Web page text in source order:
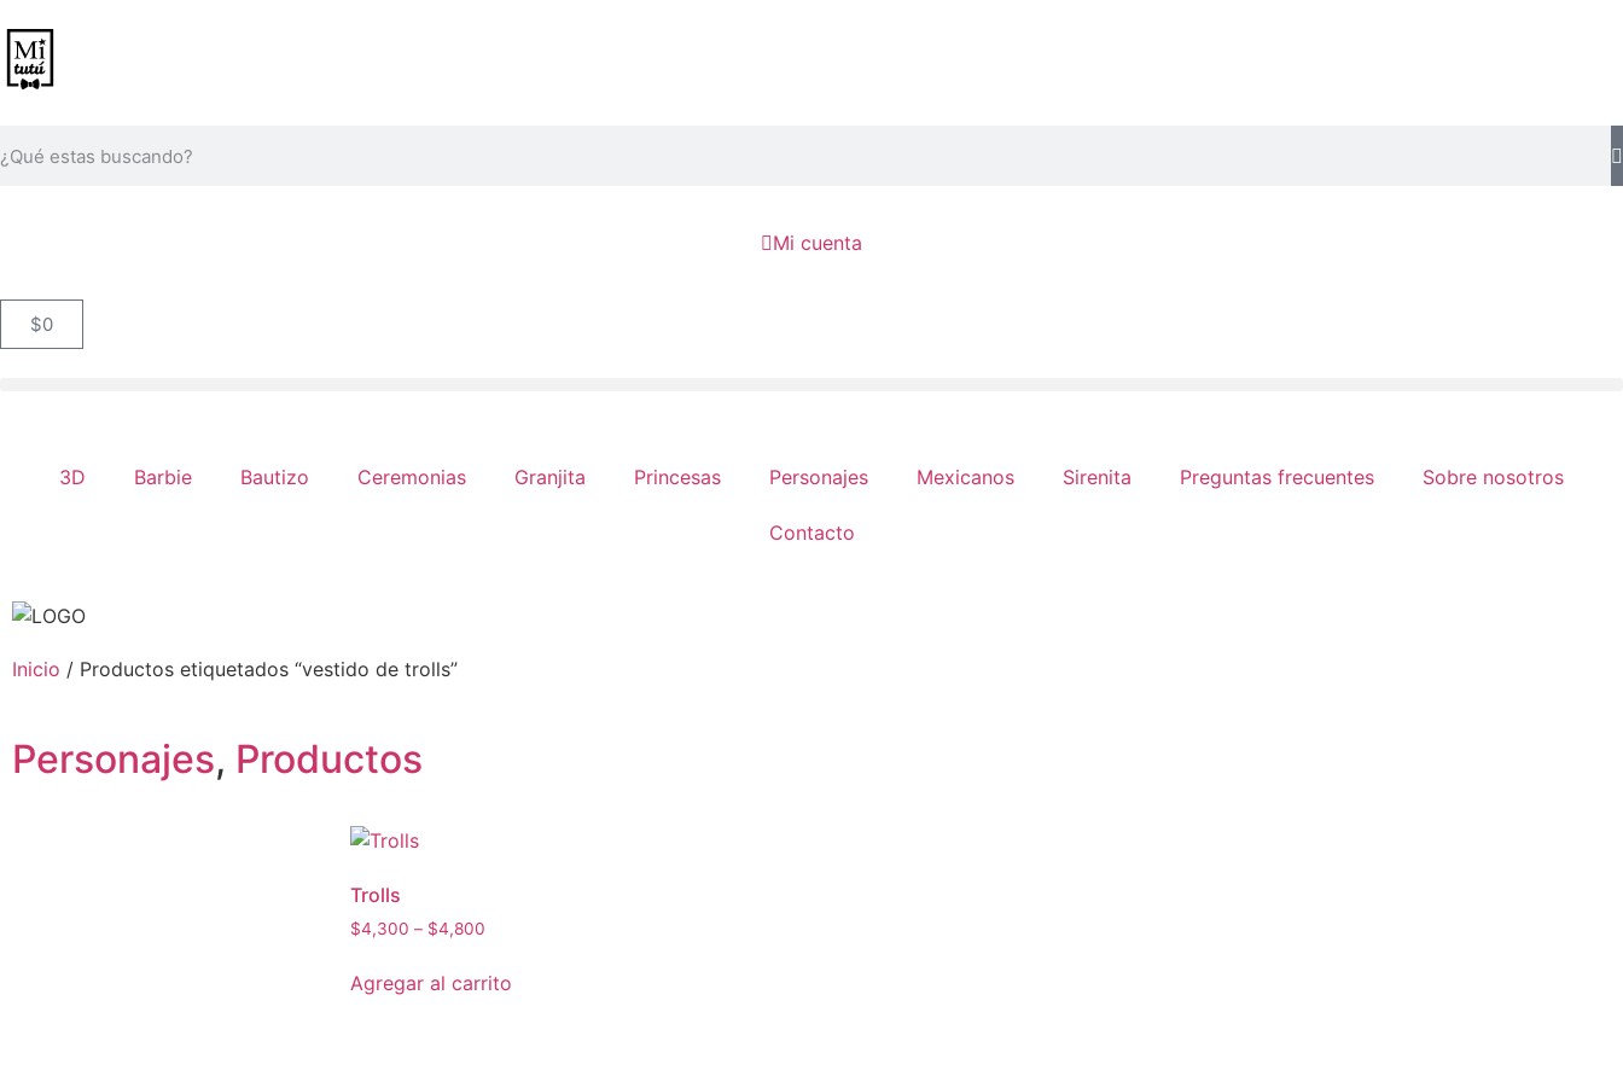
Mi cuenta
$0
3D Barbie Bautizo Ceremonias Granjita Princesas Personajes Mexicanos Sirenita Preguntas frecuentes Sobre nosotros
Contacto
Inicio / Productos etiquetados “vestido de trolls”
Personajes, Productos
Trolls
$4,300 – $4,800
Agregar al carrito